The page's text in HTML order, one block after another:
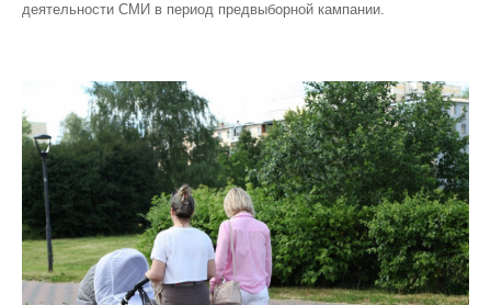
деятельности СМИ в период предвыборной кампании.